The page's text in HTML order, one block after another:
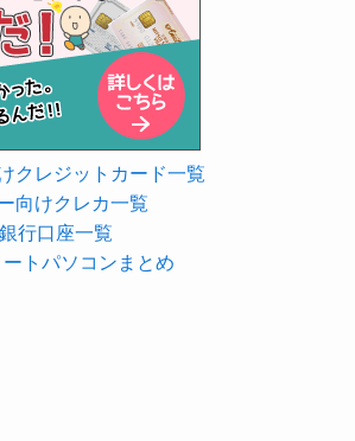
クレジットカード一覧
向けクレカ一覧
行口座一覧
トパソコンまとめ